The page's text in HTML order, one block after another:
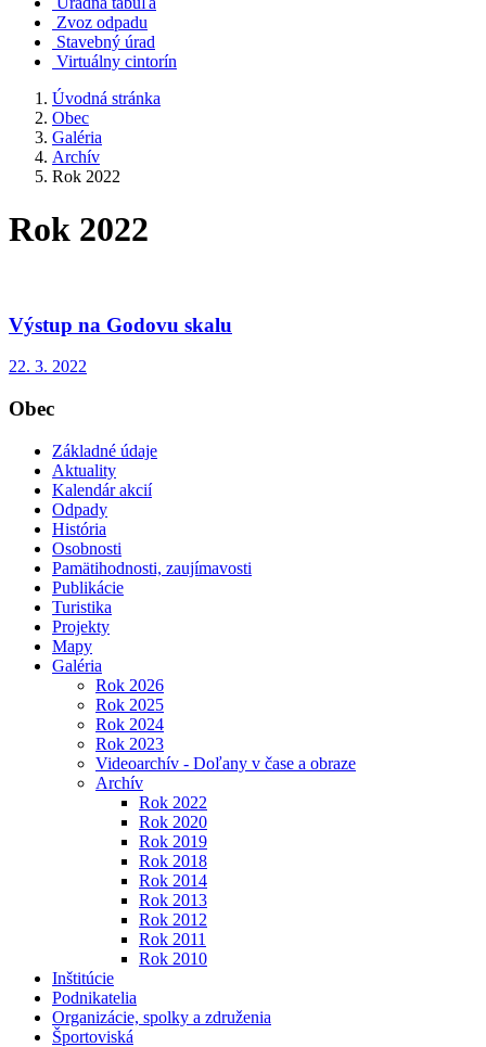
Zvoz odpadu
Stavebný úrad
Virtuálny cintorín
Úvodná stránka
Obec
Galéria
Archív
Rok 2022
Rok 2022
Výstup na Godovu skalu
22. 3. 2022
Obec
Základné údaje
Aktuality
Kalendár akcií
Odpady
História
Osobnosti
Pamätihodnosti, zaujímavosti
Publikácie
Turistika
Projekty
Mapy
Galéria
Rok 2026
Rok 2025
Rok 2024
Rok 2023
Videoarchív - Doľany v čase a obraze
Archív
Rok 2022
Rok 2020
Rok 2019
Rok 2018
Rok 2014
Rok 2013
Rok 2012
Rok 2011
Rok 2010
Inštitúcie
Podnikatelia
Organizácie, spolky a združenia
Športoviská